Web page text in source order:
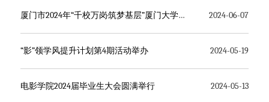
厦门市2024年“千校万岗·筑梦基层”厦门大学学生就业实习暨影视专场招聘会成功举办 2024-06-07
“影”领学风提升计划第4期活动举办 2024-05-19
电影学院2024届毕业生大会圆满举行 2024-05-13